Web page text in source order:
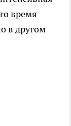
время
в другом